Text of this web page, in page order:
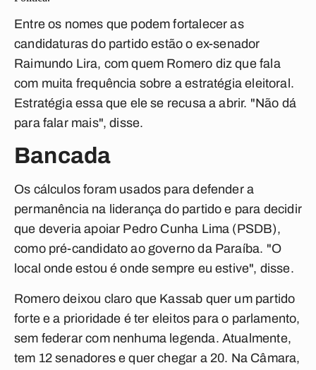
Entre os nomes que podem fortalecer as
candidaturas do partido estão o ex-senador
Raimundo Lira, com quem Romero diz que fala
com muita frequência sobre a estratégia eleitoral.
Estratégia essa que ele se recusa a abrir. "Não dá
para falar mais", disse.
Bancada
Os cálculos foram usados para defender a
permanência na liderança do partido e para decidir
que deveria apoiar Pedro Cunha Lima (PSDB),
como pré-candidato ao governo da Paraíba. "O
local onde estou é onde sempre eu estive", disse.
Romero deixou claro que Kassab quer um partido
forte e a prioridade é ter eleitos para o parlamento,
sem federar com nenhuma legenda. Atualmente,
tem 12 senadores e quer chegar a 20. Na Câmara,